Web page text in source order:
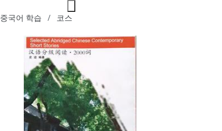
중국어 학습 코스